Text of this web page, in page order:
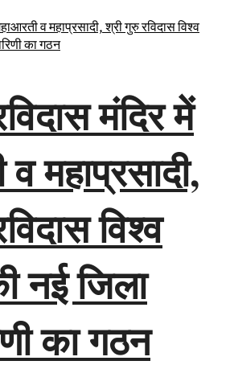
मंदिर में
महाप्रसादी,
विश्व
नई जिला
का गठन